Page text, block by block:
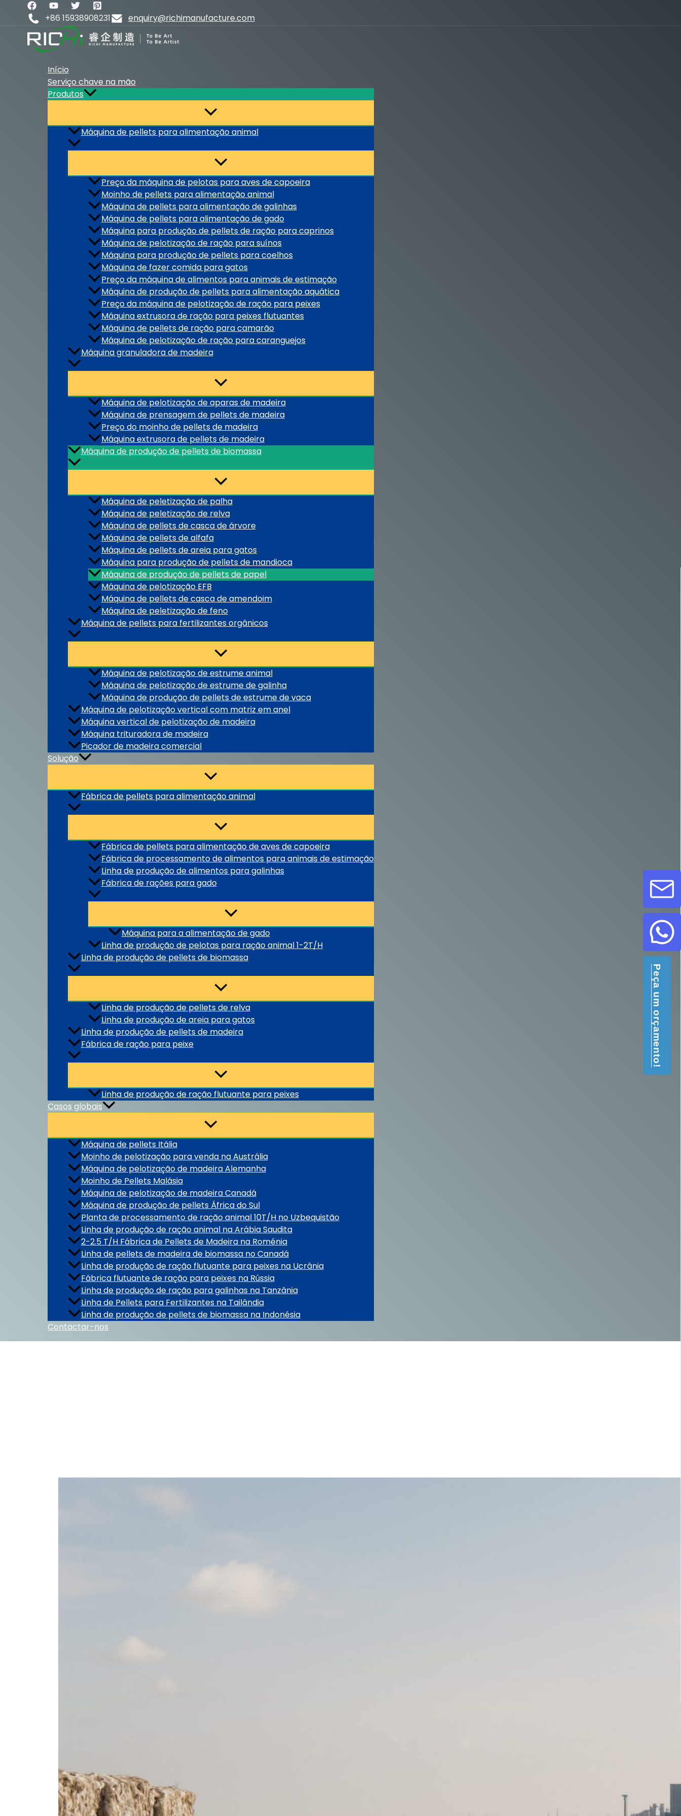
content
+86 15938908231 enquiry@richimanufacture.com
Início
Serviço chave na mão
Produtos
Máquina de pellets para alimentação animal
Preço da máquina de pelotas para aves de capoeira
Moinho de pellets para alimentação animal
Máquina de pellets para alimentação de galinhas
Máquina de pellets para alimentação de gado
Máquina para produção de pellets de ração para caprinos
Máquina de pelotização de ração para suínos
Máquina para produção de pellets para coelhos
Máquina de fazer comida para gatos
Preço da máquina de alimentos para animais de estimação
Máquina de produção de pellets para alimentação aquática
Preço da máquina de pelotização de ração para peixes
Máquina extrusora de ração para peixes flutuantes
Máquina de pellets de ração para camarão
Máquina de pelotização de ração para caranguejos
Máquina granuladora de madeira
Máquina de pelotização de aparas de madeira
Máquina de prensagem de pellets de madeira
Preço do moinho de pellets de madeira
Máquina extrusora de pellets de madeira
Máquina de produção de pellets de biomassa
Máquina de peletização de palha
Máquina de peletização de relva
Máquina de pellets de casca de árvore
Máquina de pellets de alfafa
Máquina de pellets de areia para gatos
Máquina para produção de pellets de mandioca
Máquina de produção de pellets de papel
Máquina de pelotização EFB
Máquina de pellets de casca de amendoim
Máquina de peletização de feno
Máquina de pellets para fertilizantes orgânicos
Máquina de pelotização de estrume animal
Máquina de pelotização de estrume de galinha
Máquina de produção de pellets de estrume de vaca
Máquina de pelotização vertical com matriz em anel
Máquina vertical de pelotização de madeira
Máquina trituradora de madeira
Picador de madeira comercial
Solução
Fábrica de pellets para alimentação animal
Fábrica de pellets para alimentação de aves de capoeira
Fábrica de processamento de alimentos para animais de estimação
Linha de produção de alimentos para galinhas
Fábrica de rações para gado
Máquina para a alimentação de gado
Linha de produção de pelotas para ração animal 1-2T/H
Linha de produção de pellets de biomassa
Linha de produção de pellets de relva
Linha de produção de areia para gatos
Linha de produção de pellets de madeira
Fábrica de ração para peixe
Linha de produção de ração flutuante para peixes
Casos globais
Máquina de pellets Itália
Moinho de pelotização para venda na Austrália
Máquina de pelotização de madeira Alemanha
Moinho de Pellets Malásia
Máquina de pelotização de madeira Canadá
Máquina de produção de pellets África do Sul
Planta de processamento de ração animal 10T/H no Uzbequistão
Linha de produção de ração animal na Arábia Saudita
2-2.5 T/H Fábrica de Pellets de Madeira na Roménia
Linha de pellets de madeira de biomassa no Canadá
Linha de produção de ração flutuante para peixes na Ucrânia
Fábrica flutuante de ração para peixes na Rússia
Linha de produção de ração para galinhas na Tanzânia
Linha de Pellets para Fertilizantes na Tailândia
Linha de produção de pellets de biomassa na Indonésia
Contactar-nos
Peça um orçamento!